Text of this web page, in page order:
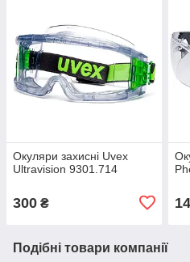
Окуляри захисні Uvex
Ultravision 9301.714
300 ₴
Подібні товари компанії